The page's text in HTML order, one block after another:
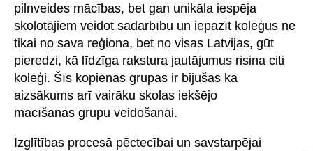
pilnveides mācības, bet gan unikāla iespēja
skolotājiem veidot sadarbību un iepazīt kolēģus ne
tikai no sava reģiona, bet no visas Latvijas, gūt
pieredzi, kā līdzīga rakstura jautājumus risina citi
kolēģi. Šīs kopienas grupas ir bijušas kā
aizsākums arī vairāku skolas iekšējo
mācīšanās grupu veidošanai.
Izglītības procesā pēctecībai un savstarpējai